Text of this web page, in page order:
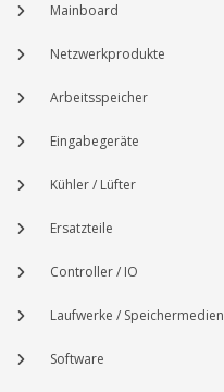
Mainboard
Netzwerkprodukte
Arbeitsspeicher
Eingabegeräte
Kühler / Lüfter
Ersatzteile
Controller / IO
Laufwerke / Speichermedien
Software